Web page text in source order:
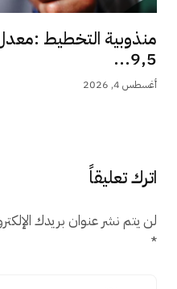
منذوبية التخطيط
9,5...
أغسطس 4, 2026
اترك تعليقاً
لن يتم نشر عنوان بريدك
*